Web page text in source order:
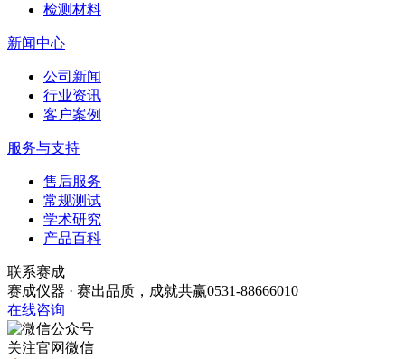
检测材料
新闻中心
公司新闻
行业资讯
客户案例
服务与支持
售后服务
常规测试
学术研究
产品百科
联系赛成
赛成仪器 · 赛出品质，成就共赢0531-88666010
在线咨询
关注官网微信